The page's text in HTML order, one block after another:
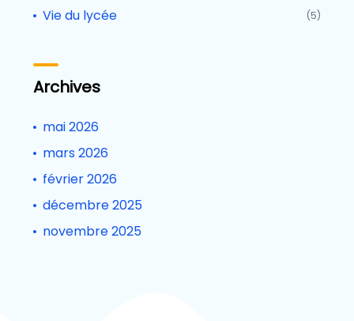
Vie du lycée (5)
Archives
mai 2026
mars 2026
février 2026
décembre 2025
novembre 2025